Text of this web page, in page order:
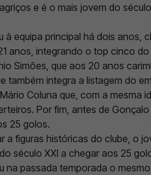
e é o mais jovem do
à equipa principal há dois anos,
anos, integrando o top cinco
Simões, que aos 20 anos
também integra a listagem do
Coluna que, com a mesma
Por fim, antes de Gonçalo
25 golos.
a figuras históricas do clube, o
século XXI a chegar aos 25
na passada temporada o